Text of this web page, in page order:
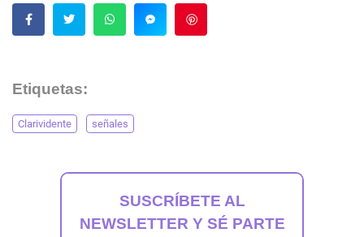
Etiquetas:
Clarividente señales
SUSCRÍBETE AL
NEWSLETTER Y SÉ PARTE